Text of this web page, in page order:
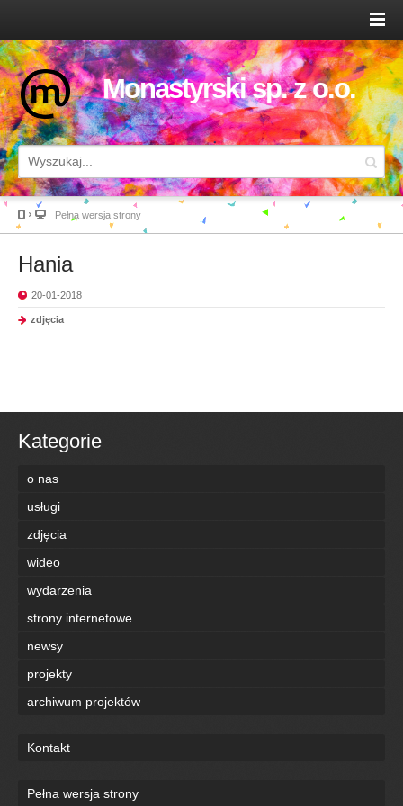
Monastyrski sp. z o.o.
Pełna wersja strony
Hania
20-01-2018
zdjęcia
Kategorie
o nas
usługi
zdjęcia
wideo
wydarzenia
strony internetowe
newsy
projekty
archiwum projektów
Kontakt
Pełna wersja strony